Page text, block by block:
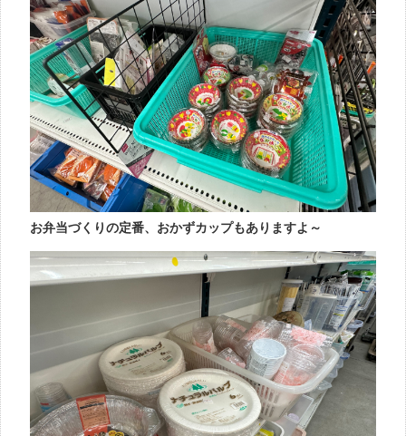
お弁当づくりの定番、おかずカップもありますよ～